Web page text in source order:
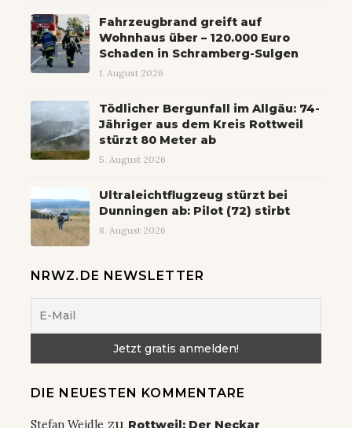
Fahrzeugbrand greift auf
Wohnhaus über – 120.000 Euro
Schaden in Schramberg-Sulgen
1. August 2026
Tödlicher Bergunfall im Allgäu: 74-
Jähriger aus dem Kreis Rottweil
stürzt 80 Meter ab
5. August 2026
Ultraleichtflugzeug stürzt bei
Dunningen ab: Pilot (72) stirbt
8. August 2026
NRWZ.DE NEWSLETTER
DIE NEUESTEN KOMMENTARE
Stefan Weidle zu Rottweil: Der Neckar